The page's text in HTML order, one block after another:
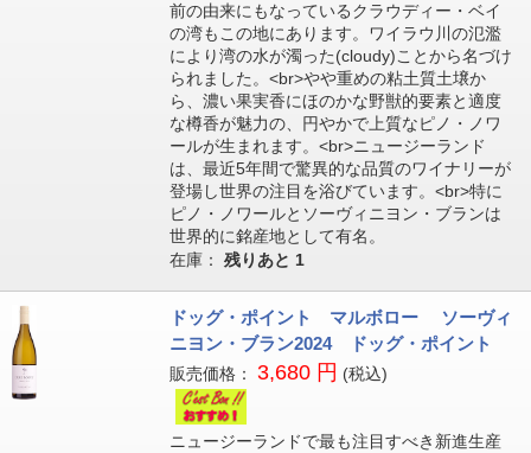
前の由来にもなっているクラウディー・ベイ
の湾もこの地にあります。ワイラウ川の氾濫
により湾の水が濁った(cloudy)ことから名づけ
られました。<br>やや重めの粘土質土壌か
ら、濃い果実香にほのかな野獣的要素と適度
な樽香が魅力の、円やかで上質なピノ・ノワ
ールが生まれます。<br>ニュージーランド
は、最近5年間で驚異的な品質のワイナリーが
登場し世界の注目を浴びています。<br>特に
ピノ・ノワールとソーヴィニヨン・ブランは
世界的に銘産地として有名。
在庫： 残りあと 1
ドッグ・ポイント マルボロー ソーヴィ
ニヨン・ブラン2024 ドッグ・ポイント
販売価格： 3,680 円 (税込)
ニュージーランドで最も注目すべき新進生産